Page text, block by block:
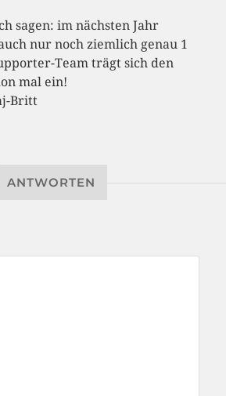
sagen: im nächsten Jahr
nur noch ziemlich genau 1
Team trägt sich den
mal ein!
Britt
ANTWORTEN